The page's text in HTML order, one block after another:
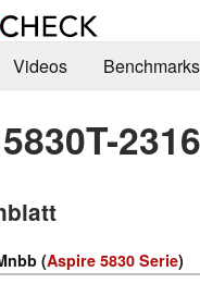
Videos
(Aspire 5830 Serie)